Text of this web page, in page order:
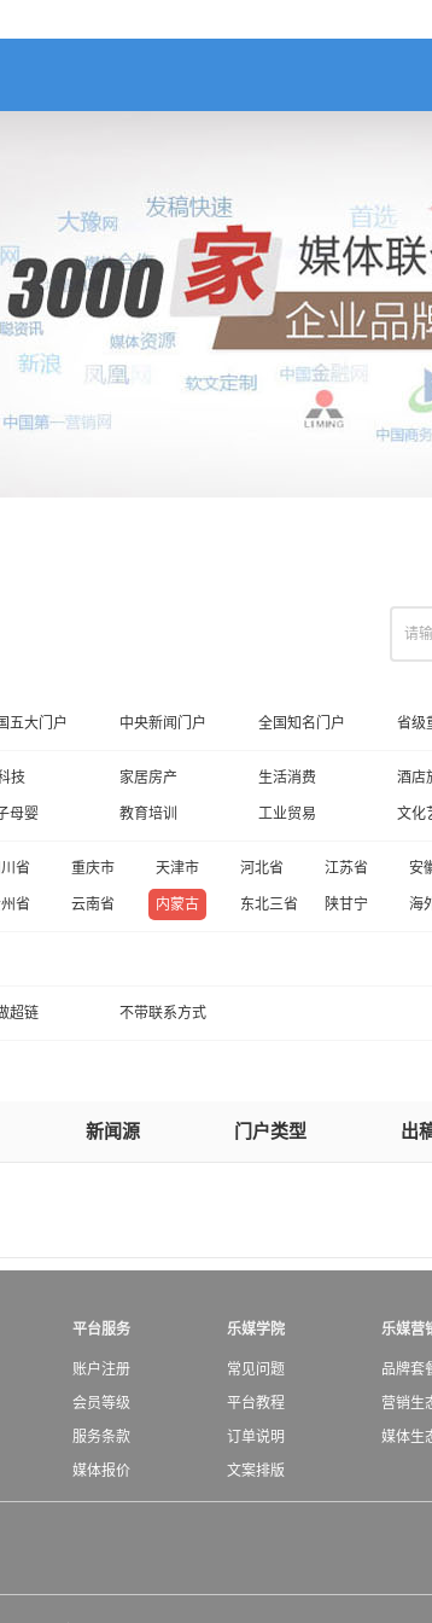
五大门户 中央新闻门户 全国知名门户 省级
技 家居房产 生活消费 酒店
母婴 教育培训 工业贸易 文化
省 重庆市 天津市 河北省 江苏省 安
省 云南省 内蒙古 东北三省 陕甘宁 海
超链 不带联系方式
新闻源 门户类型 出
平台服务
账户注册
会员等级
服务条款
媒体报价
乐媒学院
常见问题
平台教程
订单说明
文案排版
乐媒营
品牌套
营销生
媒体生